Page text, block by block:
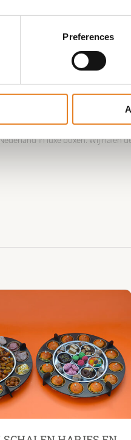
Preferences
De hapjes komen het best tot
op 200 graden. Dit product
in luxe boxen. Wij halen